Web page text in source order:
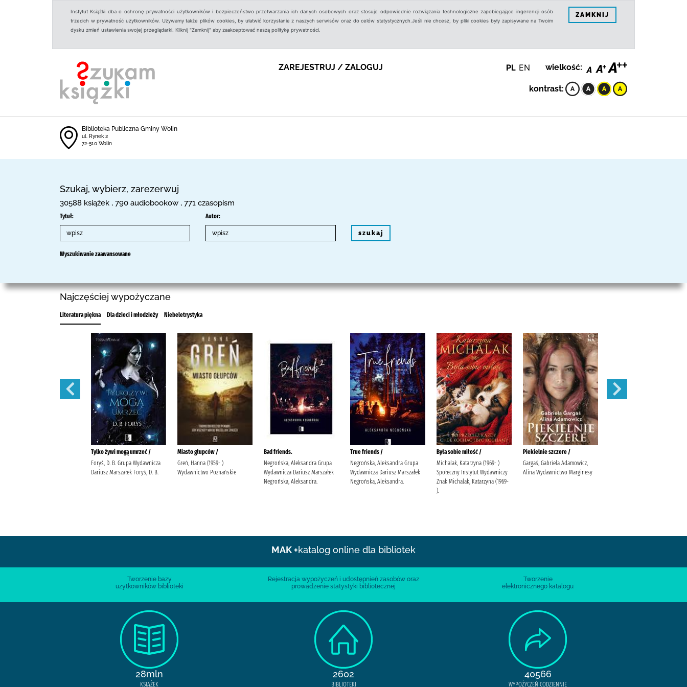
Instytut Książki dba o ochronę prywatności użytkowników i bezpieczeństwo przetwarzania ich danych osobowych oraz stosuje odpowiednie rozwiązania technologiczne zapobiegające ingerencji osób
trzecich w prywatność użytkowników. Używamy także plików cookies, by ułatwić korzystanie z naszych serwisów oraz do celów statystycznych.Jeśli nie chcesz, by pliki cookies były zapisywane na Twoim
dysku zmień ustawienia swojej przeglądarki. Kliknij "Zamknij" aby zaakceptować naszą politykę prywatności.
ZAMKNIJ
ZAREJESTRUJ / ZALOGUJ PL EN wielkość:
kontrast:
Biblioteka Publiczna Gminy Wolin
ul. Rynek 2
72-510 Wolin
Szukaj, wybierz, zarezerwuj
30588 książek , 790 audiobookow , 771 czasopism
Tytuł: Autor:
szukaj
Wyszukiwanie zaawansowane
Najczęściej wypożyczane
Literatura piękna Dla dzieci i młodzieży Niebeletrystyka
Tylko żywi mogą umrzeć /
Foryś, D. B. Grupa Wydawnicza
Dariusz Marszałek Foryś, D. B.
Miasto głupców /
Greń, Hanna (1959- )
Wydawnictwo Poznańskie
Bad friends.
Negrońska, Aleksandra Grupa
Wydawnicza Dariusz Marszałek
Negrońska, Aleksandra.
True friends /
Negrońska, Aleksandra Grupa
Wydawnicza Dariusz Marszałek
Negrońska, Aleksandra.
Była sobie miłość /
Michalak, Katarzyna (1969- )
Społeczny Instytut Wydawniczy
Znak Michalak, Katarzyna (1969-
).
Piekielnie szczere /
Gargaś, Gabriela Adamowicz,
Alina Wydawnictwo Marginesy
MAK +katalog online dla bibliotek
Tworzenie bazy
użytkowników biblioteki
Rejestracja wypożyczeń i udostępnień zasobów oraz
prowadzenie statystyki bibliotecznej
Tworzenie
elektronicznego katalogu
28mln
KSIĄŻEK
2602
BIBLIOTEKI
40566
WYPOŻYCZEŃ CODZIENNIE